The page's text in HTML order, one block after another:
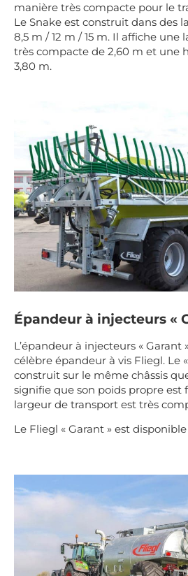
manière très compacte pour le
Le Snake est construit dans des
8,5 m / 12 m / 15 m. Il affiche
très compacte de 2,60 m et une
3,80 m.
Épandeur à injecteurs «
L’épandeur à injecteurs « Garant
célèbre épandeur à vis Fliegl. Le
construit sur le même châssis
signifie que son poids propre est
largeur de transport est très
Le Fliegl « Garant » est